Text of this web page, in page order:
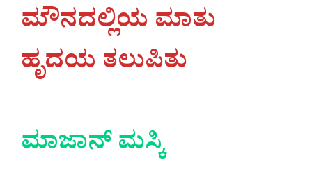
ಮೌನದಲ್ಲಿಯ ಮಾತು
ಹೃದಯ ತಲುಪಿತು
ಮಾಜಾನ್ಮಸ್ಕಿ